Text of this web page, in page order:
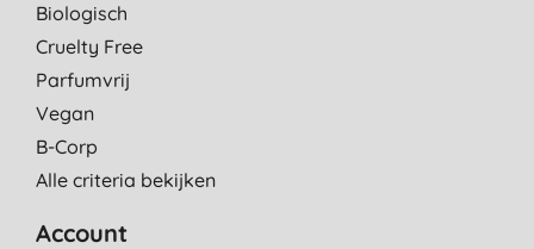
Biologisch
Cruelty Free
Parfumvrij
Vegan
B-Corp
Alle criteria bekijken
Account